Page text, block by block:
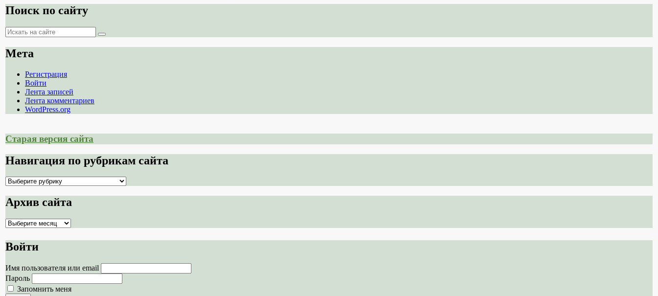
Поиск по сайту
Поиск
Поиск
Мета
Регистрация
Войти
Лента записей
Лента комментариев
WordPress.org
Старая версия сайта
Навигация по рубрикам сайта
Навигация
рубрикам
сайта
Архив сайта
Архив
Войти
Имя пользователя или email
Пароль
Запомнить меня